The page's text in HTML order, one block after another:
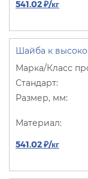
541.02 ₽/кг
Шайба к
541.02 ₽/кг